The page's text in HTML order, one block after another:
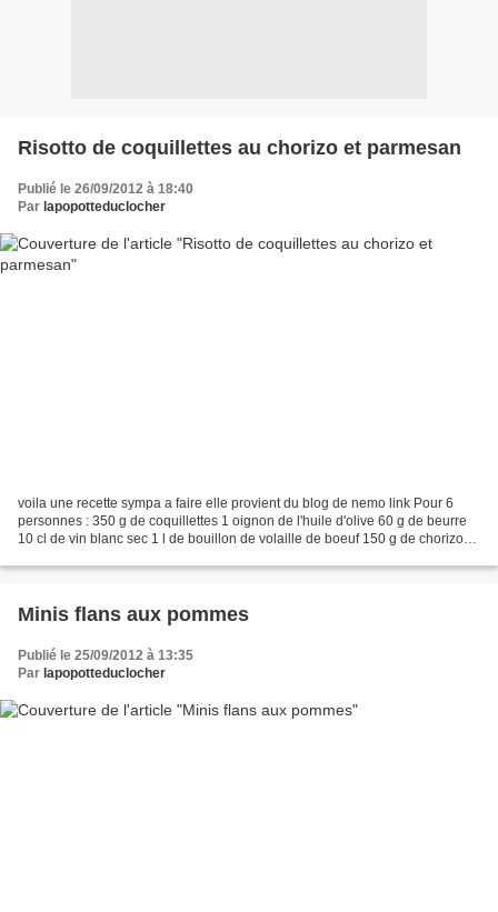
Risotto de coquillettes au chorizo et parmesan
Publié le 26/09/2012 à 18:40
Par lapopotteduclocher
voila une recette sympa a faire elle provient du blog de nemo link Pour 6
personnes : 350 g de coquillettes 1 oignon de l'huile d'olive 60 g de beurre
10 cl de vin blanc sec 1 l de bouillon de volaille de boeuf 150 g de chorizo
Minis flans aux pommes
Publié le 25/09/2012 à 13:35
Par lapopotteduclocher